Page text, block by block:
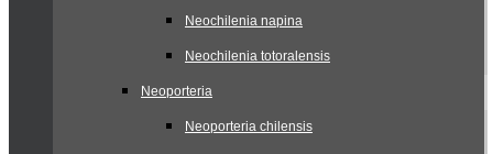
Neochilenia napina
Neochilenia totoralensis
Neoporteria
Neoporteria chilensis